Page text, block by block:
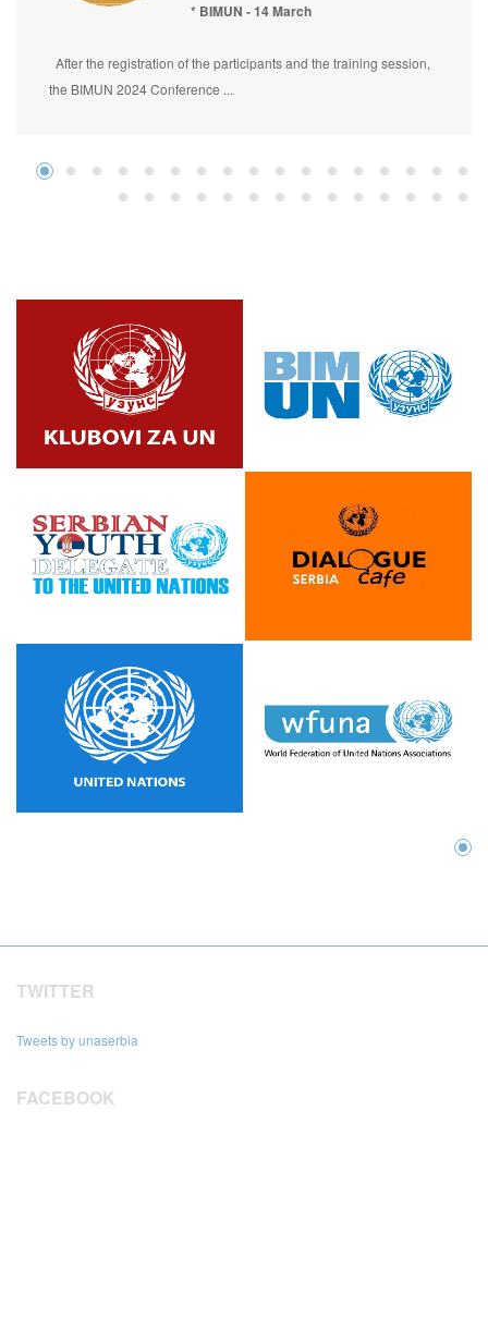
* BIMUN - 14 March
After the registration of the participants and the training session,
the BIMUN 2024 Conference ...
TWITTER
Tweets by unaserbia
FACEBOOK